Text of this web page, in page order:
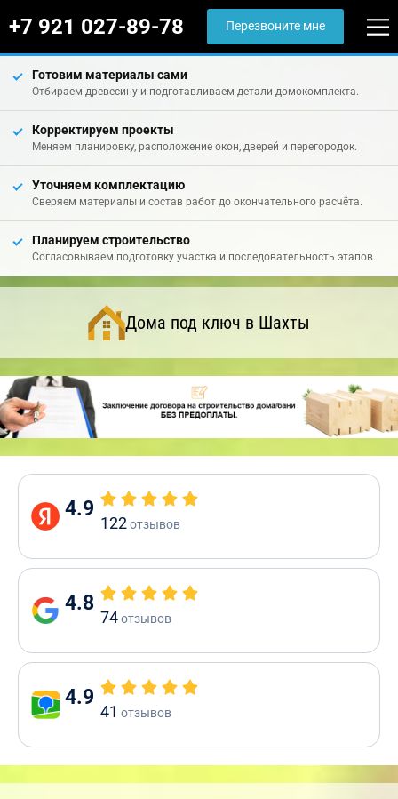
+7 921 027-89-78 Перезвоните мне
Готовим материалы сами
Отбираем древесину и подготавливаем детали домокомплекта.
Корректируем проекты
Меняем планировку, расположение окон, дверей и перегородок.
Уточняем комплектацию
Сверяем материалы и состав работ до окончательного расчёта.
Планируем строительство
Согласовываем подготовку участка и последовательность этапов.
Дома под ключ в Шахты
4.9
122отзывов
4.8
74отзывов
4.9
41 отзывов